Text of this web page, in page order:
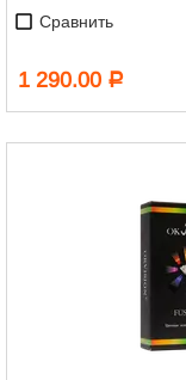
Сравнить
1 290.00 Р